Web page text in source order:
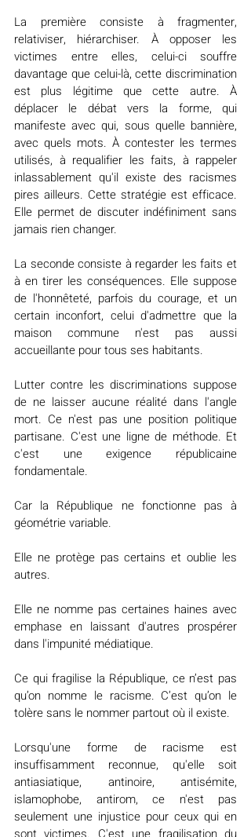
La première consiste à fragmenter,
relativiser, hiérarchiser. À opposer les
victimes entre elles, celui-ci souffre
davantage que celui-là, cette discrimination
est plus légitime que cette autre. À
déplacer le débat vers la forme, qui
manifeste avec qui, sous quelle bannière,
avec quels mots. À contester les termes
utilisés, à requalifier les faits, à rappeler
inlassablement qu'il existe des racismes
pires ailleurs. Cette stratégie est efficace.
Elle permet de discuter indéfiniment sans
jamais rien changer.
La seconde consiste à regarder les faits et
à en tirer les conséquences. Elle suppose
de l'honnêteté, parfois du courage, et un
certain inconfort, celui d'admettre que la
maison commune n'est pas aussi
accueillante pour tous ses habitants.
Lutter contre les discriminations suppose
de ne laisser aucune réalité dans l'angle
mort. Ce n'est pas une position politique
partisane. C'est une ligne de méthode. Et
c'est une exigence républicaine
fondamentale.
Car la République ne fonctionne pas à
géométrie variable.
Elle ne protège pas certains et oublie les
autres.
Elle ne nomme pas certaines haines avec
emphase en laissant d'autres prospérer
dans l'impunité médiatique.
Ce qui fragilise la République, ce n’est pas
qu’on nomme le racisme. C’est qu’on le
tolère sans le nommer partout où il existe.
Lorsqu'une forme de racisme est
insuffisamment reconnue, qu'elle soit
antiasiatique, antinoire, antisémite,
islamophobe, antirom, ce n'est pas
seulement une injustice pour ceux qui en